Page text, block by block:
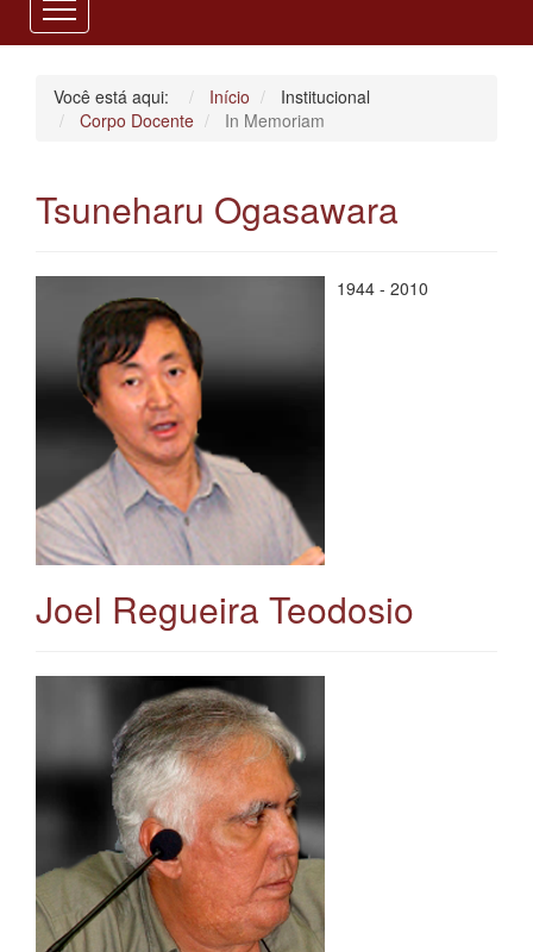
Você está aqui: Início
Institucional
Corpo Docente
In Memoriam
Tsuneharu Ogasawara
1944 - 2010
Joel Regueira Teodosio